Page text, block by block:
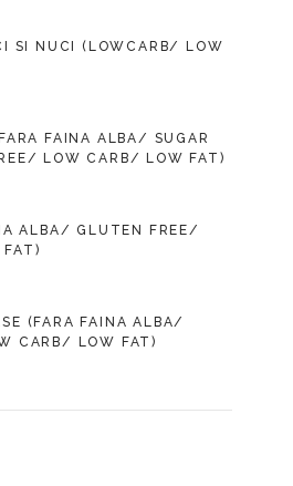
SI NUCI (LOWCARB/ LOW
FAINA ALBA/ SUGAR
LOW CARB/ LOW FAT)
ALBA/ GLUTEN FREE/
(FARA FAINA ALBA/
CARB/ LOW FAT)